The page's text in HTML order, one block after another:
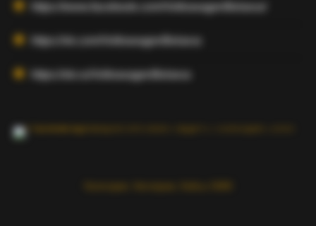
https://www.facebook.com/VolkswagenBelarus/
https://vk.com/VolkswagenBelarus
https://ok.ru/VolkswagenBelarus